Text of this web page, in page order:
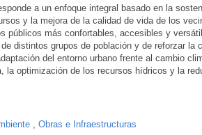
a un enfoque integral basado en la
y la mejora de la calidad de vida de los
públicos más confortables, accesibles y
distintos grupos de población y de reforzar la
del entorno urbano frente al cambio
la optimización de los recursos hídricos y la
Obras e Infraestructuras